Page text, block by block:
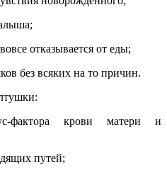
отказывается от еды;
без всяких на то причин.
фактора крови матери и
путей;